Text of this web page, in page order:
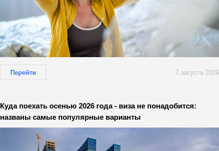
Перейти 7 августа 2026
Куда поехать осенью 2026 года - виза не понадобится:
названы самые популярные варианты